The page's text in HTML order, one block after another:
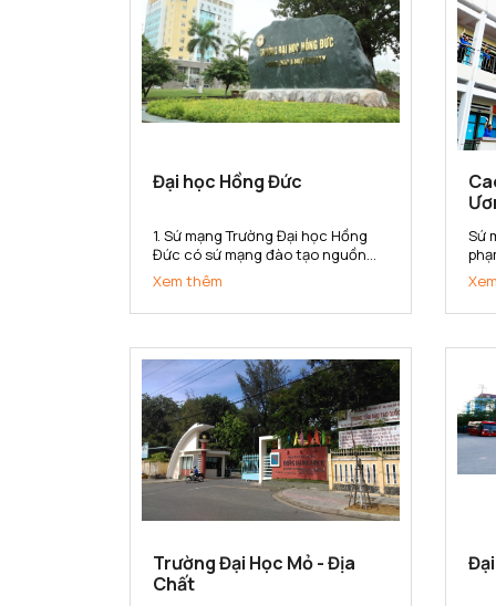
Đại học Hồng Đức
1. Sứ mạng Trường Đại học Hồng
Đức có sứ mạng đào tạo nguồn
nhân lực đa lĩnh vực có khả năng
thích ứng với sự thay đổi của thị
trường lao động; nghiên cứu khoa
vụ sự phát triển kinh tế - xã...
Xem thêm
Sứ
sở
hội
Trường Đại Học Mỏ - Địa
Chất